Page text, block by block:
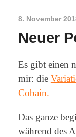
8. November
Neuer
Es gibt einen
mir: die
Cobain.
Das ganze
während des